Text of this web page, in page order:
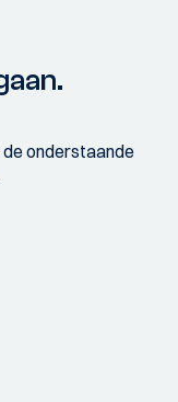
onderstaande